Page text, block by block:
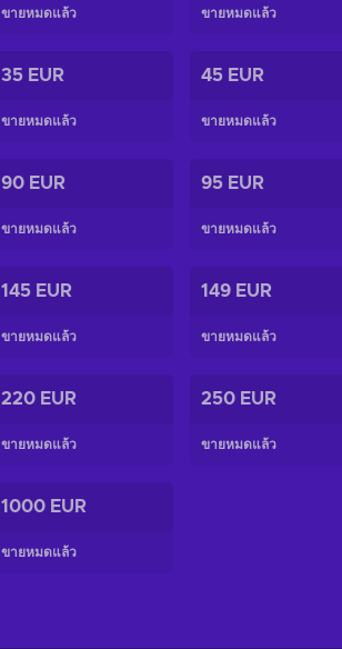
ขายหมดแล้ว ขายหมดแล้ว
35 EUR
ขายหมดแล้ว
45 EUR
ขายหมดแล้ว
90 EUR
ขายหมดแล้ว
95 EUR
ขายหมดแล้ว
145 EUR
ขายหมดแล้ว
149 EUR
ขายหมดแล้ว
220 EUR
ขายหมดแล้ว
250 EUR
ขายหมดแล้ว
1000 EUR
ขายหมดแล้ว